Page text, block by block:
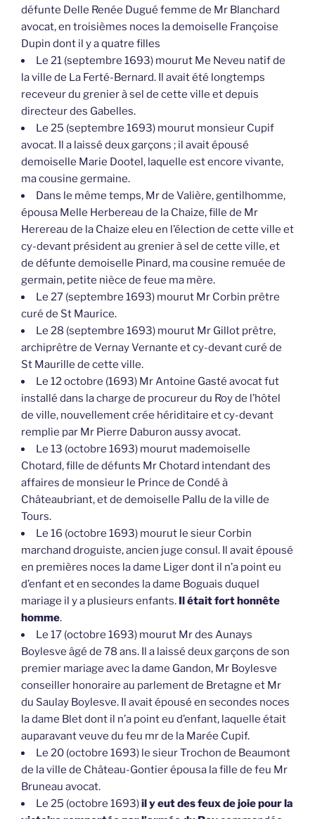
défunte Delle Renée Dugué femme de Mr Blanchard
avocat, en troisièmes noces la demoiselle Françoise
Dupin dont il y a quatre filles
Le 21 (septembre 1693) mourut Me Neveu natif de
la ville de La Ferté-Bernard. Il avait été longtemps
receveur du grenier à sel de cette ville et depuis
directeur des Gabelles.
Le 25 (septembre 1693) mourut monsieur Cupif
avocat. Il a laissé deux garçons ; il avait épousé
demoiselle Marie Dootel, laquelle est encore vivante,
ma cousine germaine.
Dans le même temps, Mr de Valière, gentilhomme,
épousa Melle Herbereau de la Chaize, fille de Mr
Herereau de la Chaize eleu en l’élection de cette ville et
cy-devant président au grenier à sel de cette ville, et
de défunte demoiselle Pinard, ma cousine remuée de
germain, petite nièce de feue ma mère.
Le 27 (septembre 1693) mourut Mr Corbin prêtre
curé de St Maurice.
Le 28 (septembre 1693) mourut Mr Gillot prêtre,
archiprêtre de Vernay Vernante et cy-devant curé de
St Maurille de cette ville.
Le 12 octobre (1693) Mr Antoine Gasté avocat fut
installé dans la charge de procureur du Roy de l’hôtel
de ville, nouvellement crée hériditaire et cy-devant
remplie par Mr Pierre Daburon aussy avocat.
Le 13 (octobre 1693) mourut mademoiselle
Chotard, fille de défunts Mr Chotard intendant des
affaires de monsieur le Prince de Condé à
Châteaubriant, et de demoiselle Pallu de la ville de
Tours.
Le 16 (octobre 1693) mourut le sieur Corbin
marchand droguiste, ancien juge consul. Il avait épousé
en premières noces la dame Liger dont il n’a point eu
d’enfant et en secondes la dame Boguais duquel
mariage il y a plusieurs enfants. Il était fort honnête
homme.
Le 17 (octobre 1693) mourut Mr des Aunays
Boylesve âgé de 78 ans. Il a laissé deux garçons de son
premier mariage avec la dame Gandon, Mr Boylesve
conseiller honoraire au parlement de Bretagne et Mr
du Saulay Boylesve. Il avait épousé en secondes noces
la dame Blet dont il n’a point eu d’enfant, laquelle était
auparavant veuve du feu mr de la Marée Cupif.
Le 20 (octobre 1693) le sieur Trochon de Beaumont
de la ville de Château-Gontier épousa la fille de feu Mr
Bruneau avocat.
Le 25 (octobre 1693)il y eut des feux de joie pour la